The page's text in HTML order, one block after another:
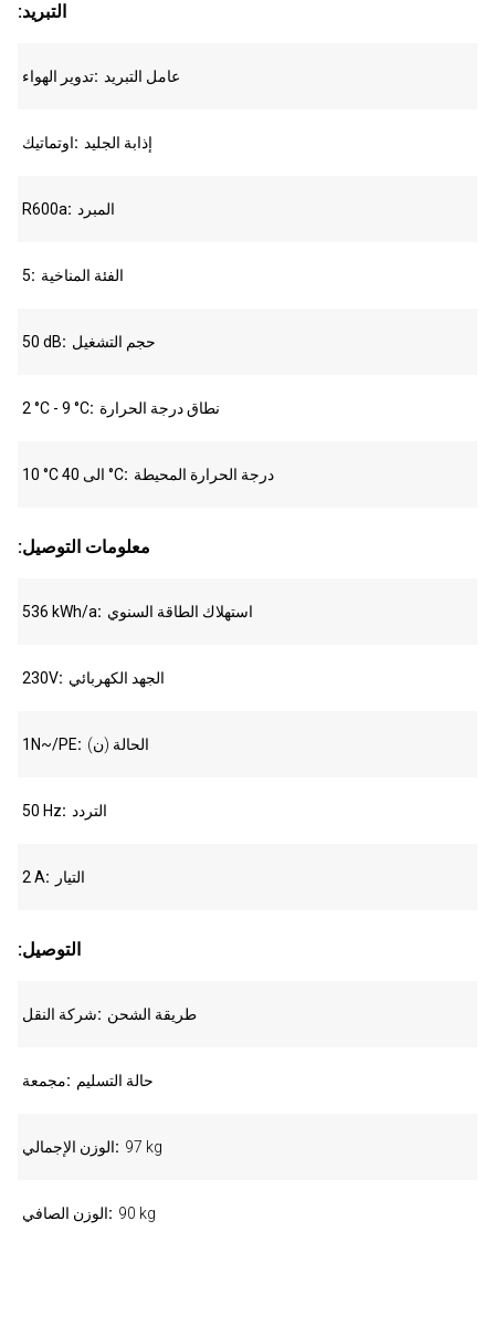
:التبريد
تدوير الهواء عامل التبريد
اوتماتيك إذابة الجليد
R600a المبرد
5 الفئة المناخية
50 dB حجم التشغيل
2 °C - 9 °C نطاق درجة الحرارة
10 °C الى 40 °C درجة الحرارة المحيطة
:معلومات التوصيل
536 kWh/a استهلاك الطاقة السنوي
230V الجهد الكهربائي
1N~/PE الحالة (ن)
50 Hz التردد
2 A التيار
:التوصيل
شركة النقل طريقة الشحن
مجمعة حالة التسليم
الوزن الإجمالي 97 kg
الوزن الصافي 90 kg